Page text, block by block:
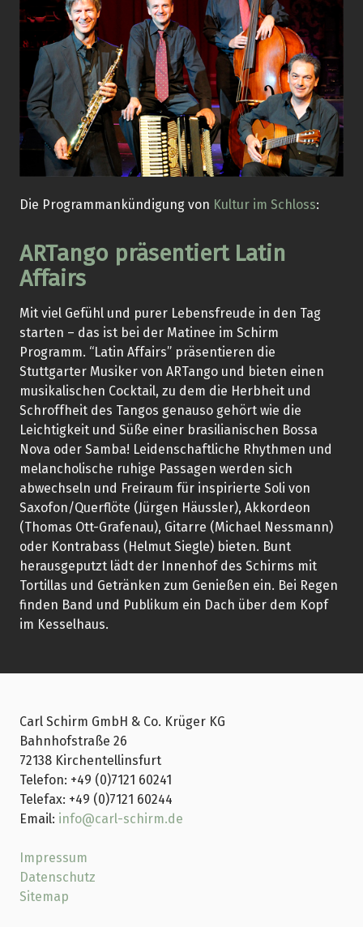
Die Programmankündigung von Kultur im Schloss:
ARTango präsentiert Latin
Affairs
Mit viel Gefühl und purer Lebensfreude in den Tag
starten – das ist bei der Matinee im Schirm
Programm. “Latin Affairs” präsentieren die
Stuttgarter Musiker von ARTango und bieten einen
musikalischen Cocktail, zu dem die Herbheit und
Schroffheit des Tangos genauso gehört wie die
Leichtigkeit und Süße einer brasilianischen Bossa
Nova oder Samba! Leidenschaftliche Rhythmen und
melancholische ruhige Passagen werden sich
abwechseln und Freiraum für inspirierte Soli von
Saxofon/Querflöte (Jürgen Häussler), Akkordeon
(Thomas Ott-Grafenau), Gitarre (Michael Nessmann)
oder Kontrabass (Helmut Siegle) bieten. Bunt
herausgeputzt lädt der Innenhof des Schirms mit
Tortillas und Getränken zum Genießen ein. Bei Regen
finden Band und Publikum ein Dach über dem Kopf
im Kesselhaus.
Carl Schirm GmbH & Co. Krüger KG
Bahnhofstraße 26
72138 Kirchentellinsfurt
Telefon: +49 (0)7121 60241
Telefax: +49 (0)7121 60244
Email: info@carl-schirm.de
Impressum
Datenschutz
Sitemap